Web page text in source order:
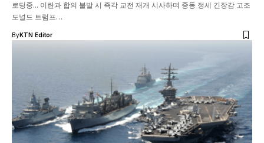
로딩중... 이란과 합의 불발 시 즉각 교전 재개 시사하며 중동 정세 긴장감 고조
도널드 트럼프…
ByKTN Editor